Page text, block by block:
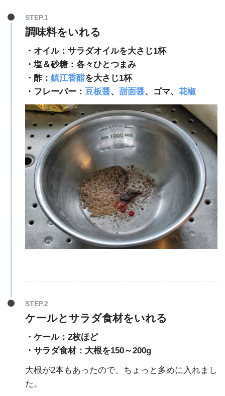
STEP.1
調味料をいれる
・オイル：サラダオイルを大さじ1杯
・塩＆砂糖：各々ひとつまみ
・酢： 鎮江香醋を大さじ1杯
・フレーバー： 豆板醤、 甜面醤、ゴマ、 花椒
STEP.2
ケールとサラダ食材をいれる
・ケール：2枚ほど
・サラダ食材：大根を150～200g
大根が2本もあったので、ちょっと多めに入れまし
た。